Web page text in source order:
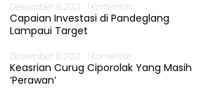
Desember 8, 2021 1 Komentar
Capaian Investasi di Pandeglang
Lampaui Target
Desember 9, 2021 1 Komentar
Keasrian Curug Ciporolak Yang Masih
‘Perawan’